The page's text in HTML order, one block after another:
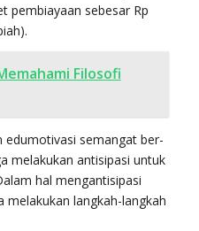
pembiayaan sebesar Rp
Filosofi
edumotivasi semangat ber-
melakukan antisipasi untuk
hal mengantisipasi
langkah-langkah